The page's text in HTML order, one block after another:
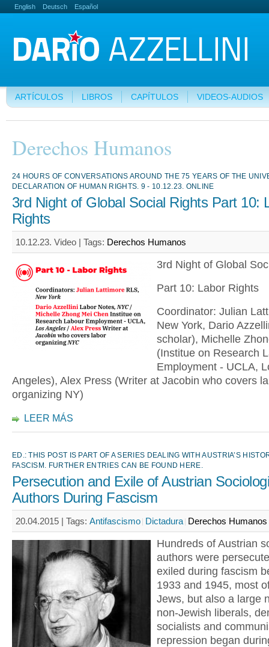
English Deutsch Español
ARTÍCULOS LIBROS CAPÍTULOS VIDEOS-AUDIOS
Derechos Humanos
24 HOURS OF CONVERSATIONS AROUND THE 75 YEARS OF THE
DECLARATION OF HUMAN RIGHTS. 9 - 10.12.23. ONLINE
3rd Night of Global Social Rights Part 10:
Rights
10.12.23. Video | Tags: Derechos Humanos
3rd Night of Global
Part 10: Labor Rights
Coordinator: Julian
New York, Dario
scholar), Michelle
(Institue on Research
Employment - UCLA,
Angeles), Alex Press (Writer at Jacobin who covers
organizing NY)
LEER MÁS
ED.: THIS POST IS PART OF A SERIES DEALING WITH AUSTRIA’S
FASCISM. FURTHER ENTRIES CAN BE FOUND HERE.
Persecution and Exile of Austrian
Authors During Fascism
20.04.2015 | Tags: Antifascismo Dictadura Derechos Humanos
Hundreds of Austrian
authors were
exiled during fascism
1933 and 1945, most
Jews, but also a large
non-Jewish liberals,
socialists and
repression began